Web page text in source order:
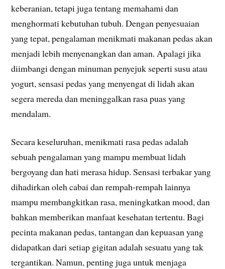
keberanian, tetapi juga tentang memahami dan
menghormati kebutuhan tubuh. Dengan penyesuaian
yang tepat, pengalaman menikmati makanan pedas akan
menjadi lebih menyenangkan dan aman. Apalagi jika
diimbangi dengan minuman penyejuk seperti susu atau
yogurt, sensasi pedas yang menyengat di lidah akan
segera mereda dan meninggalkan rasa puas yang
mendalam.
Secara keseluruhan, menikmati rasa pedas adalah
sebuah pengalaman yang mampu membuat lidah
bergoyang dan hati merasa hidup. Sensasi terbakar yang
dihadirkan oleh cabai dan rempah-rempah lainnya
mampu membangkitkan rasa, meningkatkan mood, dan
bahkan memberikan manfaat kesehatan tertentu. Bagi
pecinta makanan pedas, tantangan dan kepuasan yang
didapatkan dari setiap gigitan adalah sesuatu yang tak
tergantikan. Namun, penting juga untuk menjaga